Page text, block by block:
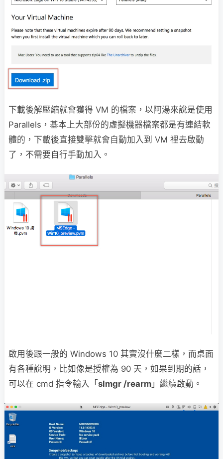
下載後解壓縮就會獲得 VM 的檔案，以阿湯來說是使用
Parallels，基本上大部份的虛擬機器檔案都是有連結軟
體的，下載後直接雙擊就會自動加入到 VM 裡去啟動
了，不需要自行手動加入。
啟用後跟一般的 Windows 10 其實沒什麼二樣，而桌面
有各種說明，比如像是授權為 90 天，如果到期的話，
可以在 cmd 指令輸入「 slmgr /rearm 」繼續啟動。